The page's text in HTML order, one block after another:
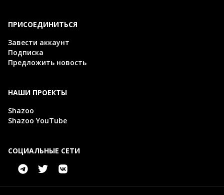
ПРИСОЕДИНИТЬСЯ
Завести аккаунт
Подписка
Предложить новость
НАШИ ПРОЕКТЫ
Shazoo
Shazoo YouTube
СОЦИАЛЬНЫЕ СЕТИ